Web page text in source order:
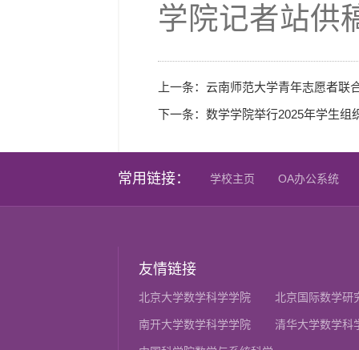
学院记者站供
上一条： 云南师范大学青年志愿者联
下一条： 数学学院举行2025年学生组
常用链接： 学校主页 OA办公系统
友情链接
北京大学数学科学学院 北京国际数学研
南开大学数学科学学院 清华大学数学科